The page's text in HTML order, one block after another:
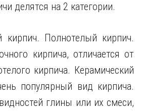
делятся на 2 категории.
Полнотелый кирпич.
кирпича, отличается от
кирпича. Керамический
популярный вид кирпича.
глины или их смеси,